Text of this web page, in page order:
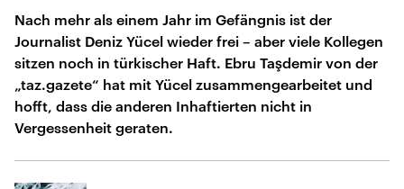
Nach mehr als einem Jahr im Gefängnis ist der
Journalist Deniz Yücel wieder frei – aber viele Kollegen
sitzen noch in türkischer Haft. Ebru Taşdemir von der
„taz.gazete“ hat mit Yücel zusammengearbeitet und
hofft, dass die anderen Inhaftierten nicht in
Vergessenheit geraten.